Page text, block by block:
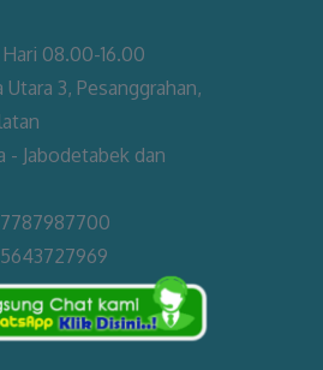
08.00-16.00
Utara 3, Pesanggrahan,
- Jabodetabek dan